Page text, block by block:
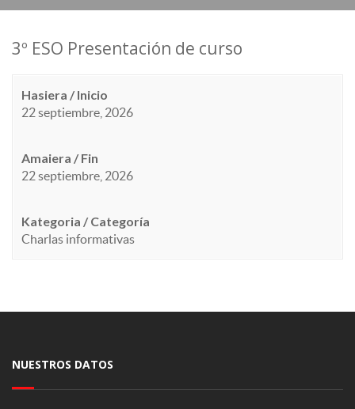
3º ESO Presentación de curso
Hasiera / Inicio
22 septiembre, 2026
Amaiera / Fin
22 septiembre, 2026
Kategoria / Categoría
Charlas informativas
NUESTROS DATOS